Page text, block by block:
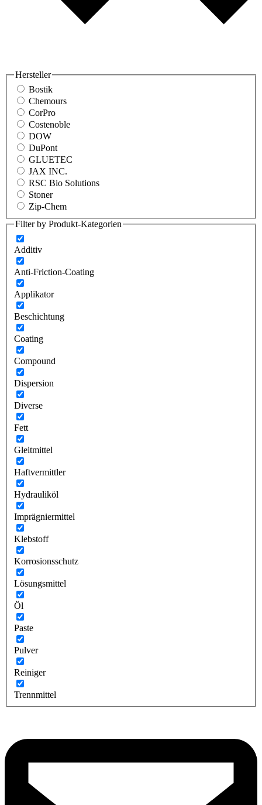
Hersteller
Bostik
Chemours
CorPro
Costenoble
DOW
DuPont
GLUETEC
JAX INC.
RSC Bio Solutions
Stoner
Zip-Chem
Filter by Produkt-Kategorien
Additiv
Anti-Friction-Coating
Applikator
Beschichtung
Coating
Compound
Dispersion
Diverse
Fett
Gleitmittel
Haftvermittler
Hydrauliköl
Imprägniermittel
Klebstoff
Korrosionsschutz
Lösungsmittel
Öl
Paste
Pulver
Reiniger
Trennmittel